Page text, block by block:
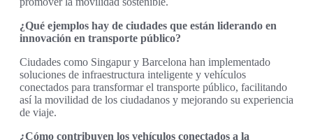
¿Qué ejemplos hay de ciudades que están liderando en
innovación en transporte público?
Ciudades como Singapur y Barcelona han implementado
soluciones de infraestructura inteligente y vehículos
conectados para transformar el transporte público, facilitando
así la movilidad de los ciudadanos y mejorando su experiencia
de viaje.
¿Cómo contribuyen los vehículos conectados a la